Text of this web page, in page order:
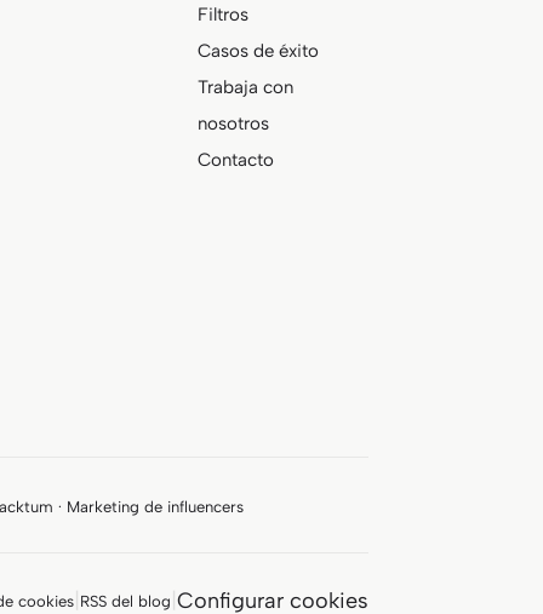
Filtros
Casos de éxito
Trabaja con
nosotros
Contacto
· Marketing de influencers
cookies RSS del blog Configurar cookies